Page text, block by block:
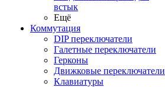
встык
Ещё
Коммутация
DIP переключатели
Галетные переключатели
Герконы
Движковые переключатели
Клавиатуры